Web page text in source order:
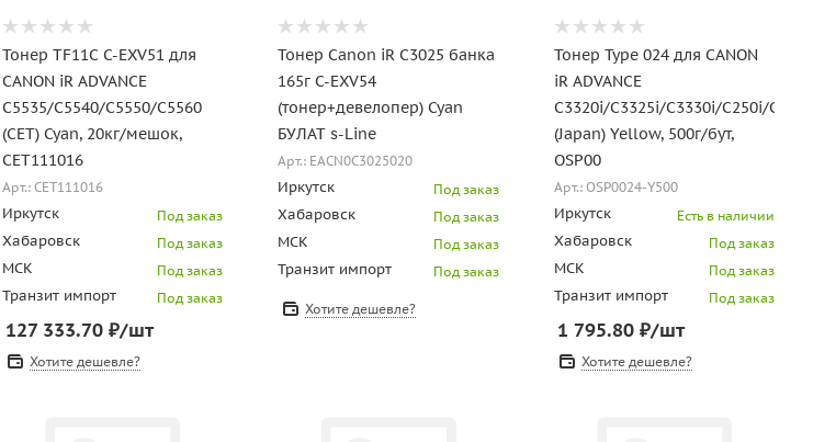
Тонер TF11C C-EXV51 для
CANON iR ADVANCE
C5535/C5540/C5550/C5560
(CET) Cyan, 20кг/мешок,
CET111016
Арт.: CET111016
Иркутск Под заказ
Хабаровск Под заказ
МСК Под заказ
Транзит импорт Под заказ
127 333.70₽/шт
Хотите дешевле?
Тонер Canon iR C3025 банка
165г C-EXV54
(тонер+девелопер) Cyan
БУЛАТ s-Line
Арт.: EACN0C3025020
Иркутск Под заказ
Хабаровск Под заказ
МСК Под заказ
Транзит импорт Под заказ
Хотите дешевле?
Тонер Type 024 для CANON
iR ADVANCE
C3320i/C3325i/C3330i/C250i/C350i
(Japan) Yellow, 500г/бут,
OSP00
Арт.: OSP0024-Y500
Иркутск Есть в наличии
Хабаровск Под заказ
МСК Под заказ
Транзит импорт Под заказ
1 795.80₽/шт
Хотите дешевле?